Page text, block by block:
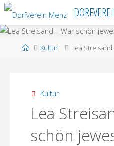
Skip
content
HomeKultur Lea
Kultur
Lea
schön